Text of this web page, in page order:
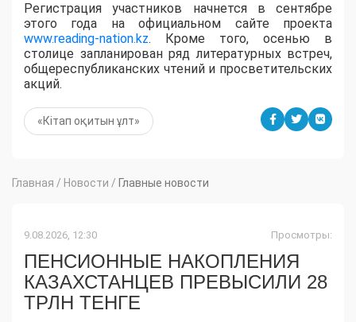
Регистрация участников начнется в сентябре
этого года на официальном сайте проекта
www.reading-nation.kz. Кроме того, осенью в
столице запланирован ряд литературных встреч,
общереспубликанских чтений и просветительских
акций.
«Кітап оқитын ұлт»
Главная / Новости / Главные новости
9.08.2026, 12:30 Просмотры:
ПЕНСИОННЫЕ НАКОПЛЕНИЯ
КАЗАХСТАНЦЕВ ПРЕВЫСИЛИ 28
ТРЛН ТЕНГЕ